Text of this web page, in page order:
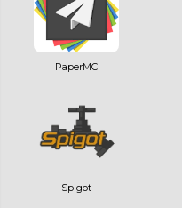
PaperMC
Spigot